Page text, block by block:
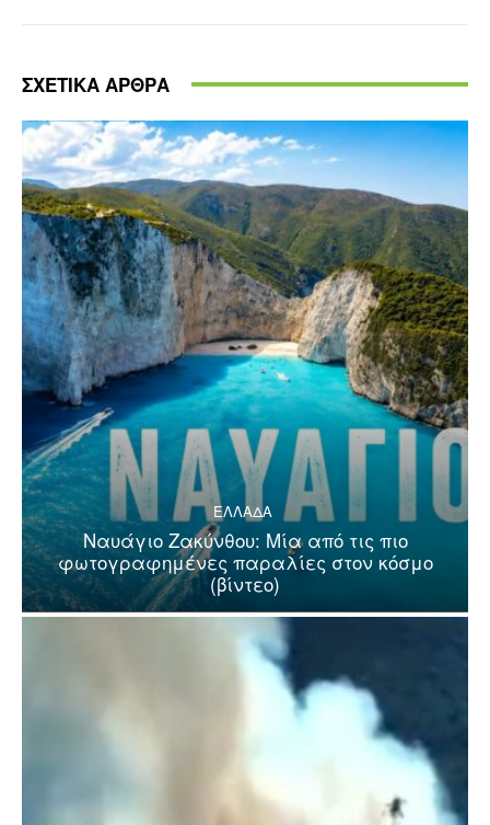
ΣΧΕΤΙΚΑ ΑΡΘΡΑ
ΕΛΛΑΔΑ
Ναυάγιο Ζακύνθου: Μία από τις πιο
φωτογραφημένες παραλίες στον κόσμο
(βίντεο)